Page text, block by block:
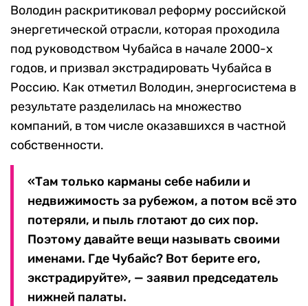
Володин раскритиковал реформу российской
энергетической отрасли, которая проходила
под руководством Чубайса в начале 2000-х
годов, и призвал экстрадировать Чубайса в
Россию. Как отметил Володин, энергосистема в
результате разделилась на множество
компаний, в том числе оказавшихся в частной
собственности.
«Там только карманы себе набили и
недвижимость за рубежом, а потом всё это
потеряли, и пыль глотают до сих пор.
Поэтому давайте вещи называть своими
именами. Где Чубайс? Вот берите его,
экстрадируйте», — заявил председатель
нижней палаты.